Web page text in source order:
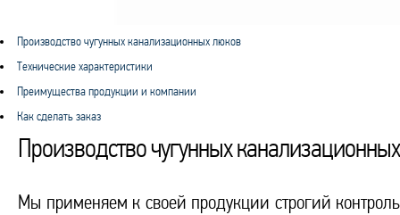
Производство чугунных канализационных люков
Технические характеристики
Преимущества продукции и компании
Как сделать заказ
Производство чугунных
Мы применяем к своей продукции строгий